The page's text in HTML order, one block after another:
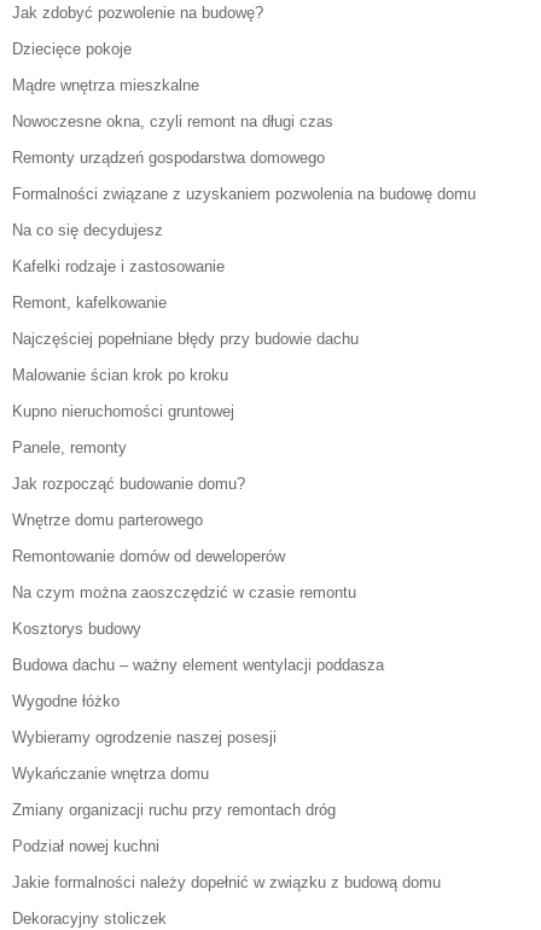
Jak zdobyć pozwolenie na budowę?
Dziecięce pokoje
Mądre wnętrza mieszkalne
Nowoczesne okna, czyli remont na długi czas
Remonty urządzeń gospodarstwa domowego
Formalności związane z uzyskaniem pozwolenia na budowę domu
Na co się decydujesz
Kafelki rodzaje i zastosowanie
Remont, kafelkowanie
Najczęściej popełniane błędy przy budowie dachu
Malowanie ścian krok po kroku
Kupno nieruchomości gruntowej
Panele, remonty
Jak rozpocząć budowanie domu?
Wnętrze domu parterowego
Remontowanie domów od deweloperów
Na czym można zaoszczędzić w czasie remontu
Kosztorys budowy
Budowa dachu – ważny element wentylacji poddasza
Wygodne łóżko
Wybieramy ogrodzenie naszej posesji
Wykańczanie wnętrza domu
Zmiany organizacji ruchu przy remontach dróg
Podział nowej kuchni
Jakie formalności należy dopełnić w związku z budową domu
Dekoracyjny stoliczek